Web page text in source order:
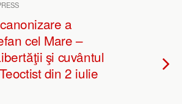
a
cel Mare –
şi cuvântul
din 2 iulie